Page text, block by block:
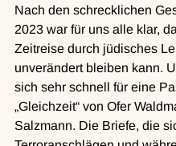
Nach den schrecklichen
2023 war für uns alle klar,
Zeitreise durch jüdisches
unverändert bleiben kann.
sich sehr schnell für eine
„Gleichzeit“ von Ofer
Salzmann. Die Briefe, die